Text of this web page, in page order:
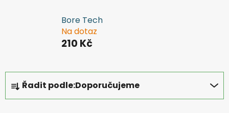
Bore Tech
Na dotaz
210 Kč
Ř
a
z
Řadit podle:Doporučujeme